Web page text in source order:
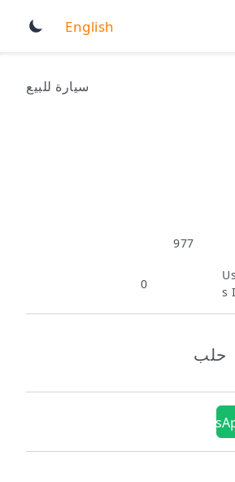
English
سيارة للبيع
977
0
حلب